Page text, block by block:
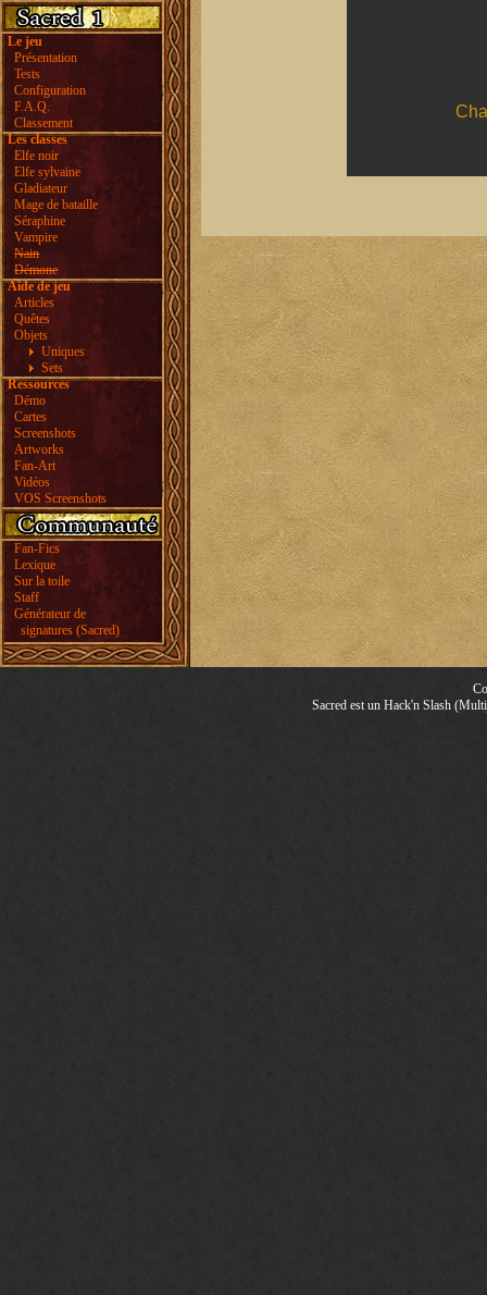
Le jeu
Présentation
Tests
Configuration
F.A.Q.
Classement
Les classes
Elfe noir
Elfe sylvaine
Gladiateur
Mage de bataille
Séraphine
Vampire
Nain
Démone
Aide de jeu
Articles
Quêtes
Objets
Uniques
Sets
Ressources
Démo
Cartes
Screenshots
Artworks
Fan-Art
Vidéos
VOS Screenshots
Fan-Fics
Lexique
Sur la toile
Staff
Générateur de
signatures (Sacred)
Sacred est un Hack'n Slash